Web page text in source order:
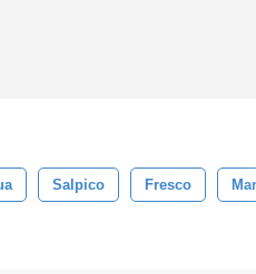
Salpico Fresco Mar